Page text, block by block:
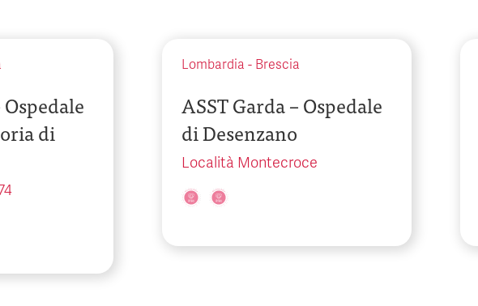
di
Lombardia - Brescia
ASST Garda – Ospedale
di Desenzano
Località Montecroce